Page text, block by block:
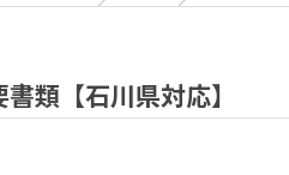
類【石川県対応】